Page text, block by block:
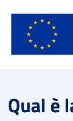
Qual è